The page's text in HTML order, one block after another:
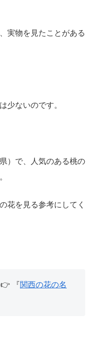
実物を見たことがある
少ないのです。
）で、人気のある桃の
花を見る参考にしてく
👉 『関西の花の名